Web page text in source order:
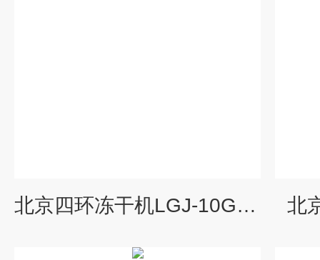
北京四环冻干机LGJ-10G多歧管型 北